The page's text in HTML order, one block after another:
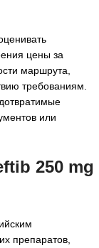
цены за
маршрута,
требованиям.
или
250 mg
препаратов,